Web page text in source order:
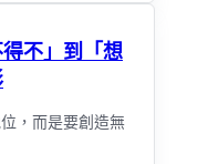
不」到「想
，而是要創造無